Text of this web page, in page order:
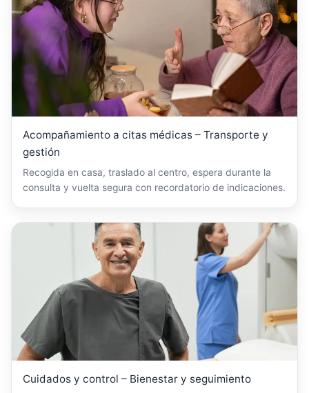
Acompañamiento a citas médicas – Transporte y
gestión
Recogida en casa, traslado al centro, espera durante la
consulta y vuelta segura con recordatorio de indicaciones.
Cuidados y control – Bienestar y seguimiento